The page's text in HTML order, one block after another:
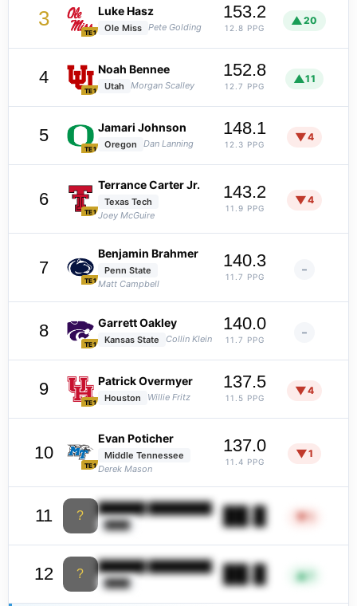
3
TE1
Luke Hasz
Ole Miss Pete Golding
153.2
12.8 PPG
▲20
4
TE1
Noah Bennee
Utah Morgan Scalley
152.8
12.7 PPG
▲11
5
TE1
Jamari Johnson
Oregon Dan Lanning
148.1
12.3 PPG
▼4
6
TE1
Terrance Carter Jr.
Texas Tech
Joey McGuire
143.2
11.9 PPG
▼4
7
TE1
Benjamin Brahmer
Penn State
Matt Campbell
140.3
11.7 PPG
–
8
TE1
Garrett Oakley
Kansas State Collin Klein
140.0
11.7 PPG
–
9
TE1
Patrick Overmyer
Houston Willie Fritz
137.5
11.5 PPG
▼4
10
TE1
Evan Poticher
Middle Tennessee
Derek Mason
137.0
11.4 PPG
▼1
11 ?
██████ ████████
████ ██.█ ▼
12 ?
██████ ████████
████ ██.█ ▲1